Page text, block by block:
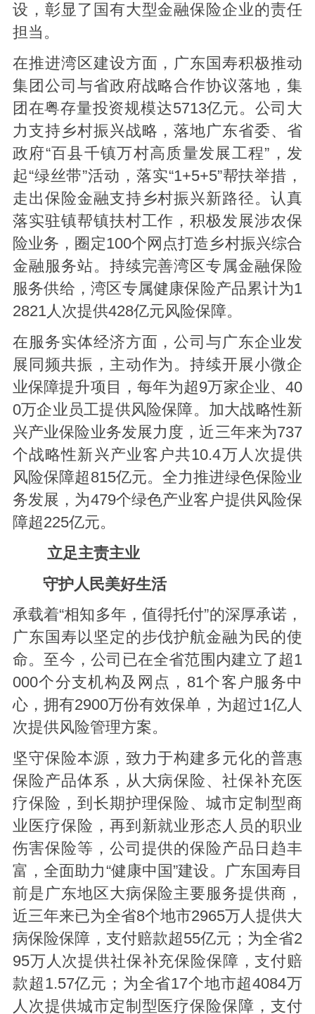
设，彰显了国有大型金融保险企业的责任
担当。
在推进湾区建设方面，广东国寿积极推动
集团公司与省政府战略合作协议落地，集
团在粤存量投资规模达5713亿元。公司大
力支持乡村振兴战略，落地广东省委、省
政府“百县千镇万村高质量发展工程”，发
起“绿丝带”活动，落实“1+5+5”帮扶举措，
走出保险金融支持乡村振兴新路径。认真
落实驻镇帮镇扶村工作，积极发展涉农保
险业务，圈定100个网点打造乡村振兴综合
金融服务站。持续完善湾区专属金融保险
服务供给，湾区专属健康保险产品累计为1
2821人次提供428亿元风险保障。
在服务实体经济方面，公司与广东企业发
展同频共振，主动作为。持续开展小微企
业保障提升项目，每年为超9万家企业、40
0万企业员工提供风险保障。加大战略性新
兴产业保险业务发展力度，近三年来为737
个战略性新兴产业客户共10.4万人次提供
风险保障超815亿元。全力推进绿色保险业
务发展，为479个绿色产业客户提供风险保
障超225亿元。
立足主责主业
守护人民美好生活
承载着“相知多年，值得托付”的深厚承诺，
广东国寿以坚定的步伐护航金融为民的使
命。至今，公司已在全省范围内建立了超1
000个分支机构及网点，81个客户服务中
心，拥有2900万份有效保单，为超过1亿人
次提供风险管理方案。
坚守保险本源，致力于构建多元化的普惠
保险产品体系，从大病保险、社保补充医
疗保险，到长期护理保险、城市定制型商
业医疗保险，再到新就业形态人员的职业
伤害保险等，公司提供的保险产品日趋丰
富，全面助力“健康中国”建设。广东国寿目
前是广东地区大病保险主要服务提供商，
近三年来已为全省8个地市2965万人提供大
病保险保障，支付赔款超55亿元；为全省2
95万人次提供社保补充保险保障，支付赔
款超1.57亿元；为全省17个地市超4084万
人次提供城市定制型医疗保险保障，支付